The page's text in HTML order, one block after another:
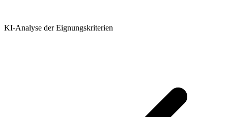
KI-Analyse der Eignungskriterien